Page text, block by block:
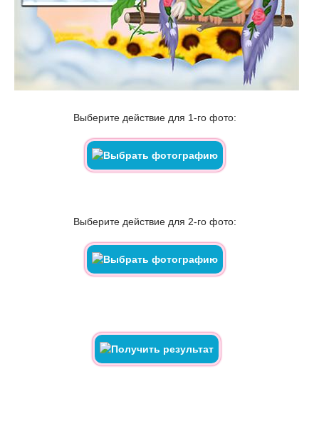
Выберите действие для 1-го фото:
Выберите действие для 2-го фото: